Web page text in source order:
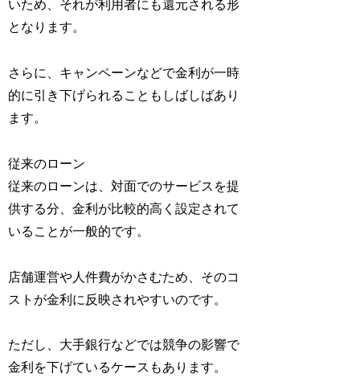
いため、それが利用者にも還元される形
となります。
さらに、キャンペーンなどで金利が一時
的に引き下げられることもしばしばあり
ます。
従来のローン
従来のローンは、対面でのサービスを提
供する分、金利が比較的高く設定されて
いることが一般的です。
店舗運営や人件費がかさむため、そのコ
ストが金利に反映されやすいのです。
ただし、大手銀行などでは競争の影響で
金利を下げているケースもあります。